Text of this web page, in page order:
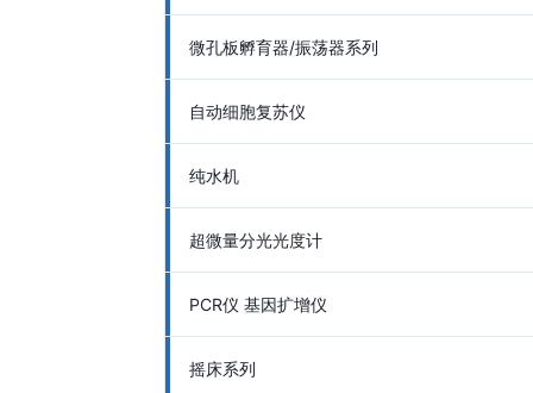
微孔板孵育器/振荡器系列
自动细胞复苏仪
纯水机
超微量分光光度计
PCR仪 基因扩增仪
摇床系列